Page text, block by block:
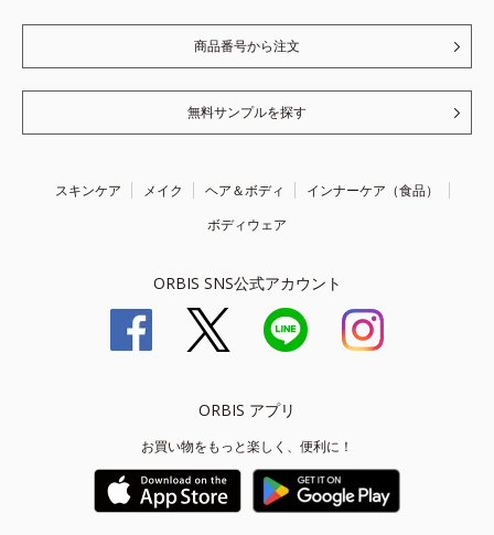
商品番号から注文
無料サンプルを探す
スキンケア メイク ヘア＆ボディ
インナーケア（食品）
ボディウェア
ORBIS SNS公式アカウント
ORBIS アプリ
お買い物をもっと楽しく、便利に！